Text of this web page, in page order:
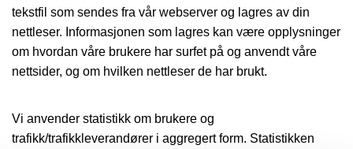
tekstfil som sendes fra vår webserver og lagres av din
nettleser. Informasjonen som lagres kan være opplysninger
om hvordan våre brukere har surfet på og anvendt våre
nettsider, og om hvilken nettleser de har brukt.
Vi anvender statistikk om brukere og
trafikk/trafikkleverandører i aggregert form. Statistikken